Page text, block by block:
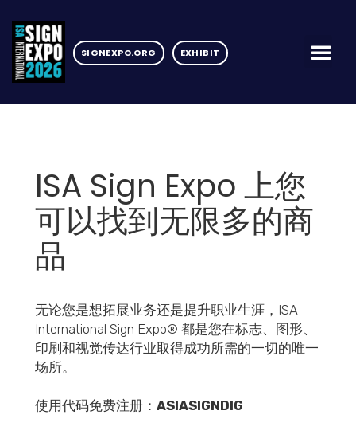
SIGNEXPO.ORG EXHIBIT
ISA Sign Expo 上您
可以找到无限多的商
品
无论您是想拓展业务还是提升职业生涯，ISA
International Sign Expo® 都是您在标志、图形、
印刷和视觉传达行业取得成功所需的一切的唯一
场所。
使用代码免费注册： ASIASIGNDIG